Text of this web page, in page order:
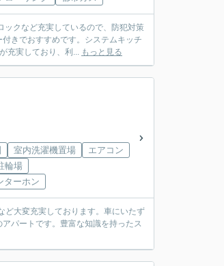
ックなど充実しているので、防犯対策
きでおすすめです。システムキッチ
充実しており、利... もっと見る
室内洗濯機置場
エアコン
輪場
ターホン
ど大変充実しております。車にいたず
パートです。豊富な知識を持ったス